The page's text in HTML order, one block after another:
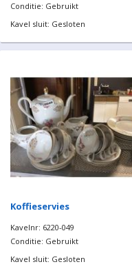
Conditie: Gebruikt
Kavel sluit: Gesloten
Koffieservies
Kavelnr: 6220-049
Conditie: Gebruikt
Kavel sluit: Gesloten